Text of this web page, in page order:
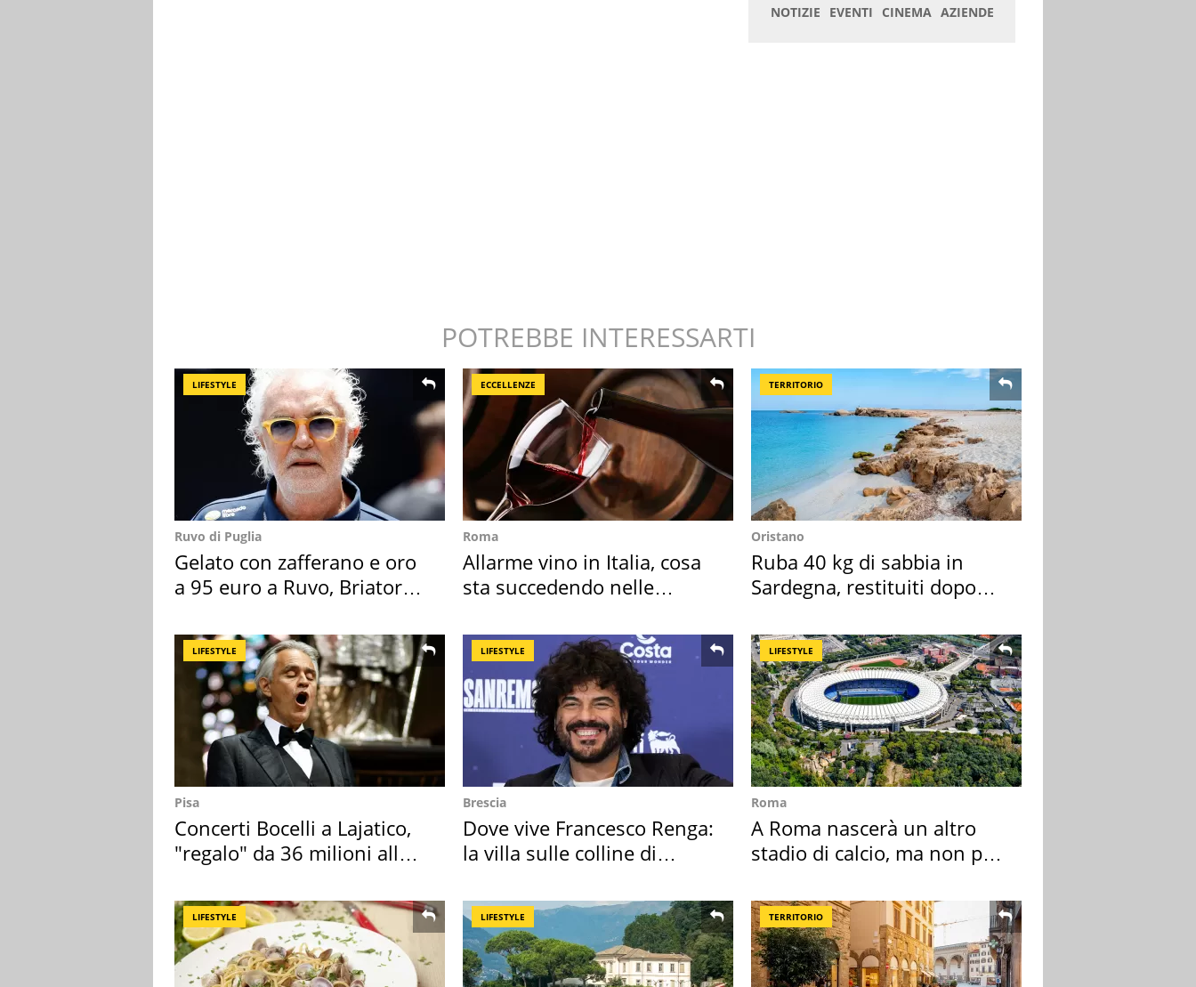
POTREBBE INTERESSARTI
LIFESTYLE
Ruvo di Puglia
Gelato con zafferano e oro
a 95 euro a Ruvo, Briatore
ECCELLENZE
Roma
Allarme vino in Italia, cosa
sta succedendo nelle
TERRITORIO
Oristano
Ruba 40 kg di sabbia in
Sardegna, restituiti dopo
LIFESTYLE
Pisa
Concerti Bocelli a Lajatico,
"regalo" da 36 milioni alla
LIFESTYLE
Brescia
Dove vive Francesco Renga:
la villa sulle colline di
LIFESTYLE
Roma
A Roma nascerà un altro
stadio di calcio, ma non per
LIFESTYLE LIFESTYLE TERRITORIO